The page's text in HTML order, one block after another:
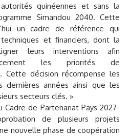
guinéennes et sans la
Simandou 2040. Cette
un cadre de référence qui
et financiers, dont la
leurs interventions afin
les priorités de
Cette décision récompense les
dernières années ainsi que les
secteurs clés. »
Cadre de Partenariat Pays 2027-
de plusieurs projets
nouvelle phase de coopération